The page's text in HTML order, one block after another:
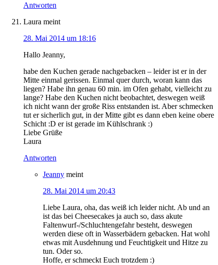
Antworten
Laura meint
28. Mai 2014 um 18:16
Hallo Jeanny,
habe den Kuchen gerade nachgebacken – leider ist er in der
Mitte einmal gerissen. Einmal quer durch, woran kann das
liegen? Habe ihn genau 60 min. im Ofen gehabt, vielleicht zu
lange? Habe den Kuchen nicht beobachtet, deswegen weiß
ich nicht wann der große Riss entstanden ist. Aber schmecken
tut er sicherlich gut, in der Mitte gibt es dann eben keine obere
Schicht :D er ist gerade im Kühlschrank :)
Liebe Grüße
Laura
Antworten
Jeanny meint
28. Mai 2014 um 20:43
Liebe Laura, oha, das weiß ich leider nicht. Ab und an
ist das bei Cheesecakes ja auch so, dass akute
Faltenwurf-/Schluchtengefahr besteht, deswegen
werden diese oft in Wasserbädern gebacken. Hat wohl
etwas mit Ausdehnung und Feuchtigkeit und Hitze zu
tun. Oder so.
Hoffe, er schmeckt Euch trotzdem :)